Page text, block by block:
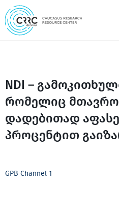
Skip
to
content
NDI –
რომელიც
დადებითად
პროცენტით
GPB Channel 1